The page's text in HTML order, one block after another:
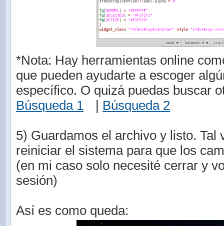
*Nota: Hay herramientas online
que pueden ayudarte a escoger
específico. O quizá puedas buscar
Búsqueda 1
Búsqueda 2
5) Guardamos el archivo y listo. Tal
reiniciar el sistema para que los
(en mi caso solo necesité cerrar y
sesión)
Así es como queda: